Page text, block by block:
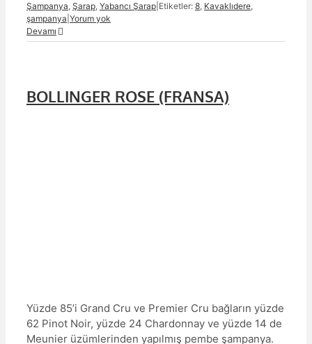
Şampanya, Şarap, Yabancı Şarap Etiketler: 8, Kavaklıdere,
şampanya Yorum yok
Devamı
BOLLINGER ROSE (FRANSA)
Yüzde 85’i Grand Cru ve Premier Cru bağların yüzde
62 Pinot Noir, yüzde 24 Chardonnay ve yüzde 14 de
Meunier üzümlerinden yapılmış pembe şampanya.